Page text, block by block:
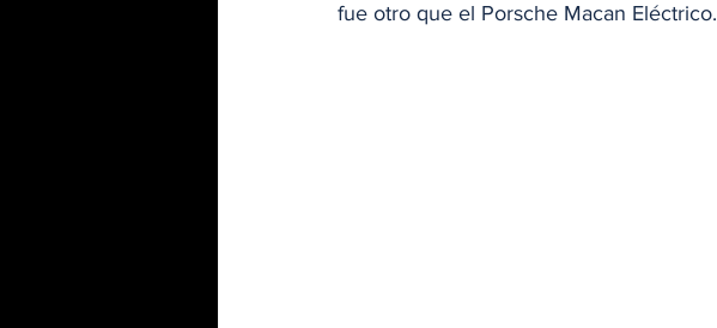
fue otro que el Porsche Macan Eléctrico.